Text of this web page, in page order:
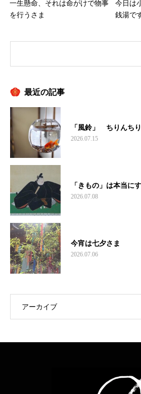
一生懸命、それは命がけで物事
を行うさま
今日は
銭湯で
最近の記事
「風鈴」 ちりんち
2026.07.15
「きもの」は本当に
2026.07.08
今宵は七夕さま
2026.07.06
アーカイブ